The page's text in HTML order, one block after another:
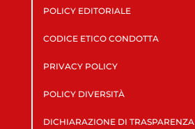
POLICY EDITORIALE
CODICE ETICO CONDOTTA
PRIVACY POLICY
POLICY DIVERSITÀ
DICHIARAZIONE DI TRASPARENZA